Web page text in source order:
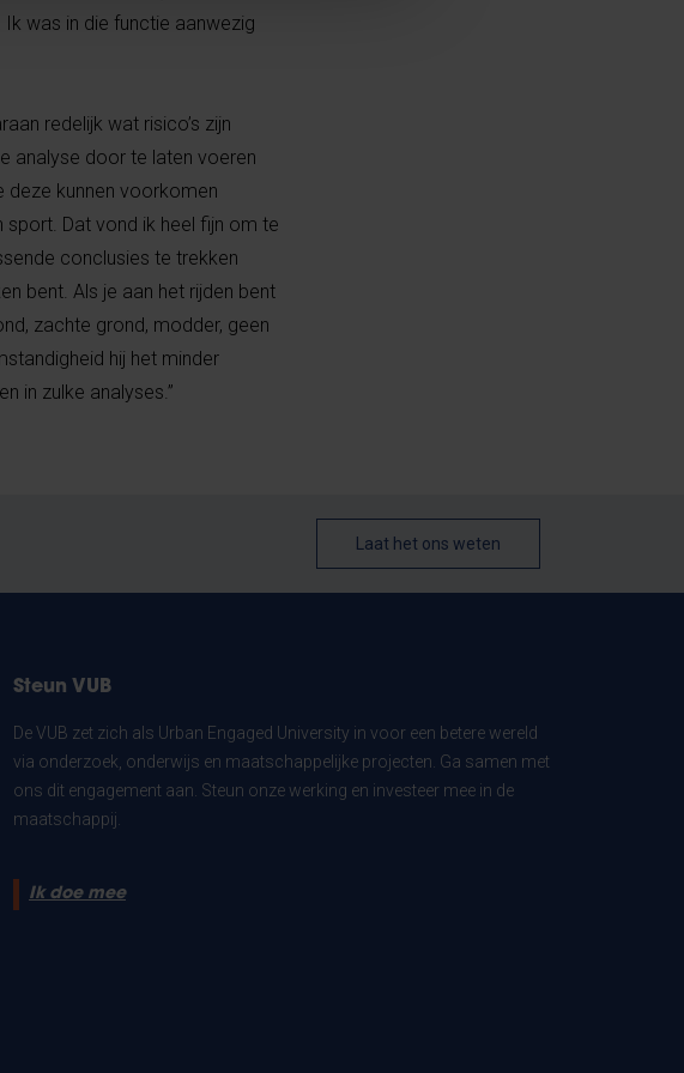
was in die functie aanwezig
redelijk wat risico’s zijn
analyse door te laten voeren
deze kunnen voorkomen
Dat vond ik heel fijn om te
conclusies te trekken
bent. Als je aan het rijden bent
zachte grond, modder, geen
hij het minder
in zulke analyses.”
Laat het ons weten
Steun VUB
De VUB zet zich als Urban Engaged University in voor een betere wereld
via onderzoek, onderwijs en maatschappelijke projecten. Ga samen met
ons dit engagement aan. Steun onze werking en investeer mee in de
maatschappij.
Ik doe mee